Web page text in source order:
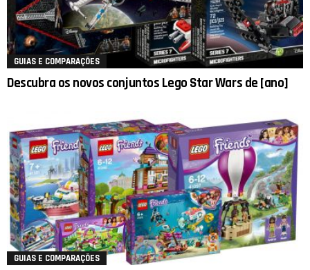
GUIAS E COMPARAÇÕES
Descubra os novos conjuntos Lego Star Wars de [ano]
GUIAS E COMPARAÇÕES